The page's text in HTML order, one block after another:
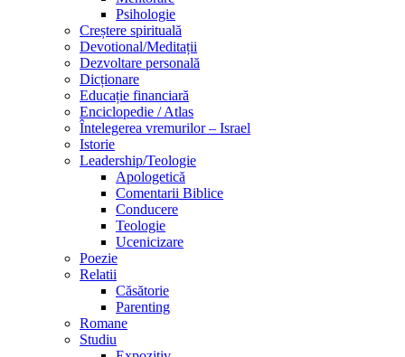
Psihologie
Creștere spirituală
Devotional/Meditații
Dezvoltare personală
Dicționare
Educație financiară
Enciclopedie / Atlas
Întelegerea vremurilor – Israel
Istorie
Leadership/Teologie
Apologetică
Comentarii Biblice
Conducere
Teologie
Ucenicizare
Poezie
Relatii
Căsătorie
Parenting
Romane
Studiu